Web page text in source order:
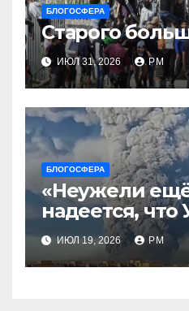
БЛОГОСФЕРА
Старого
ИЮЛ 31, 2026 РМ
БЛОГОСФЕРА
«Неужели ещё
надеется, что
будет
ИЮЛ 19, 2026 РМ